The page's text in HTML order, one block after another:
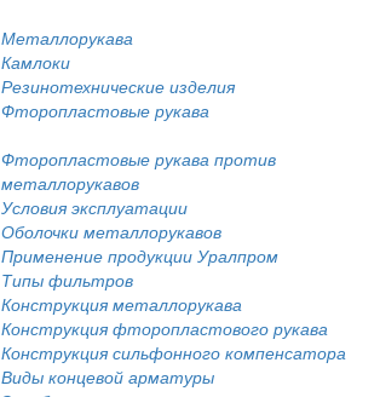
Металлорукава
Камлоки
Резинотехнические изделия
Фторопластовые рукава
Фторопластовые рукава против
металлорукавов
Условия эксплуатации
Оболочки металлорукавов
Применение продукции Уралпром
Типы фильтров
Конструкция металлорукава
Конструкция фторопластового рукава
Конструкция сильфонного компенсатора
Виды концевой арматуры